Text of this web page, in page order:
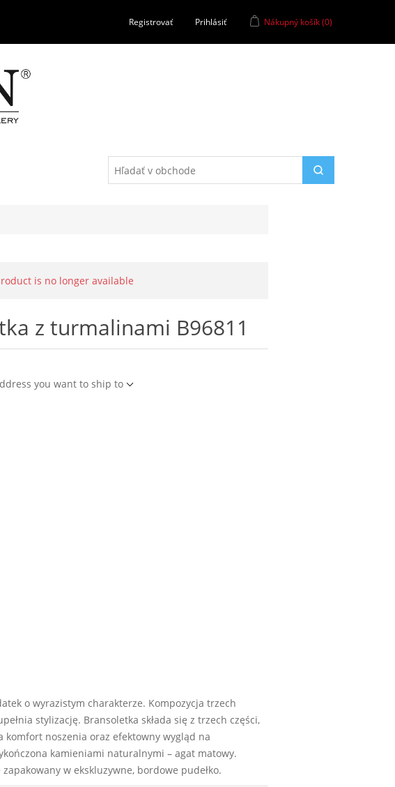
Registrovať Prihlásiť Nákupný košík(0)
is no longer available
z turmalinami B96811
you want to ship to
o wyrazistym charakterze. Kompozycja trzech
stylizację. Bransoletka składa się z trzech części,
komfort noszenia oraz efektowny wygląd na
kamieniami naturalnymi – agat matowy.
w ekskluzywne, bordowe pudełko.